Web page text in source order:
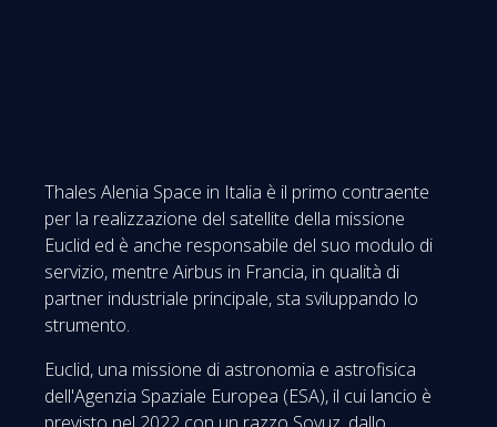
Thales Alenia Space in Italia è il primo contraente
per la realizzazione del satellite della missione
Euclid ed è anche responsabile del suo modulo di
servizio, mentre Airbus in Francia, in qualità di
partner industriale principale, sta sviluppando lo
strumento.
Euclid, una missione di astronomia e astrofisica
dell'Agenzia Spaziale Europea (ESA), il cui lancio è